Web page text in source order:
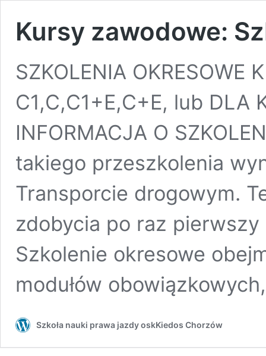
Kursy zawodowe:
SZKOLENIA OKRESOWE
C1,C,C1+E,C+E, lub DLA
INFORMACJA O
takiego przeszkolenia
Transporcie drogowym.
zdobycia po raz
Szkolenie okresowe
modułów
Szkoła nauki prawa jazdy oskKiedos Chorzów